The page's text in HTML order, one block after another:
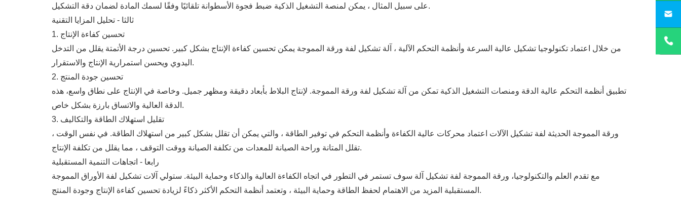
على سبيل المثال ، يمكن لمنصة التشغيل الذكية ضبط فجوة الأسطوانة تلقائيًا وفقًا لسمك المادة لضمان دقة التشكيل.
ثالثا - تحليل المزايا التقنية
1. تحسين كفاءة الإنتاج
من خلال اعتماد تكنولوجيا تشكيل عالية السرعة وأنظمة التحكم الآلية ، آلة تشكيل لفة ورقة المموجة يمكن تحسين كفاءة الإنتاج بشكل كبير. تحسين درجة الأتمتة يقلل من التدخل
اليدوي ويحسن استمرارية الإنتاج والاستقرار.
2. تحسين جودة المنتج
تطبيق أنظمة التحكم عالية الدقة ومنصات التشغيل الذكية تمكن من آلة تشكيل لفة ورقة المموجة. لإنتاج البلاط بأبعاد دقيقة ومظهر جميل. وخاصة في الإنتاج على نطاق واسع، هذه
الدقة العالية والاتساق بارزة بشكل خاص.
3. تقليل استهلاك الطاقة والتكاليف
ورقة المموجة الحديثة لفة تشكيل الآلات اعتماد محركات عالية الكفاءة وأنظمة التحكم في توفير الطاقة ، والتي يمكن أن تقلل بشكل كبير من استهلاك الطاقة. في نفس الوقت ،
تقلل المتانة وراحة الصيانة للمعدات من تكلفة الصيانة ووقت التوقف ، مما يقلل من تكلفة الإنتاج.
رابعا - اتجاهات التنمية المستقبلية
مع تقدم العلم والتكنولوجيا، ورقة المموجة لفة تشكيل آلة سوف تستمر في التطور في اتجاه الكفاءة العالية والذكاء وحماية البيئة. ستولي آلات تشكيل لفة الأوراق المموجة
المستقبلية المزيد من الاهتمام لحفظ الطاقة وحماية البيئة ، وتعتمد أنظمة التحكم الأكثر ذكاءً لزيادة تحسين كفاءة الإنتاج وجودة المنتج.